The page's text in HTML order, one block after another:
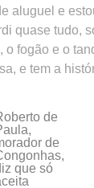
aluguel e
quase tudo,
o fogão e o
e tem a
de
de
que só